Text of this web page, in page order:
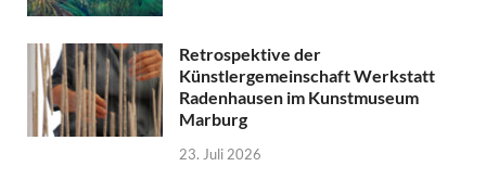
Retrospektive der
Künstlergemeinschaft Werkstatt
Radenhausen im Kunstmuseum
Marburg
23. Juli 2026